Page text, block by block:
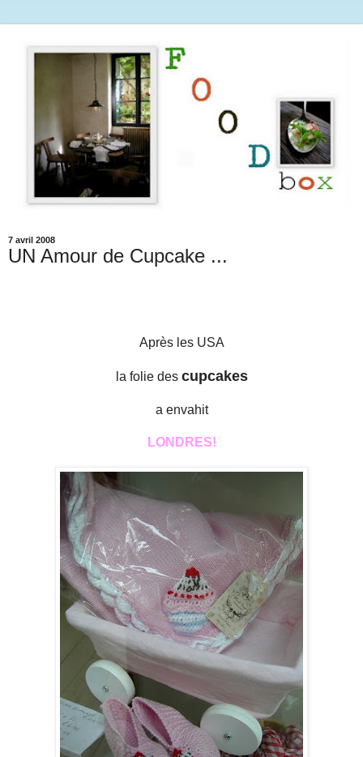
7 avril 2008
UN Amour de Cupcake ...
Après les USA
la folie des cupcakes
a envahit
LONDRES!